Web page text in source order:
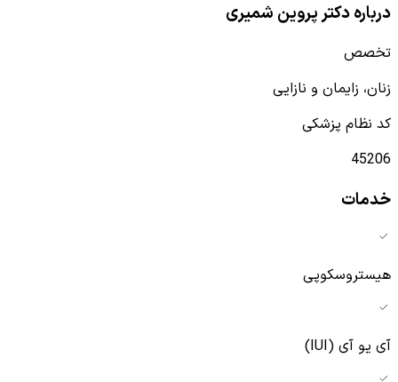
درباره دکتر پروین شمیری
تخصص
زنان، زایمان و نازایی
کد نظام پزشکی
45206
خدمات
هیستروسکوپی
آی یو آی (IUI)